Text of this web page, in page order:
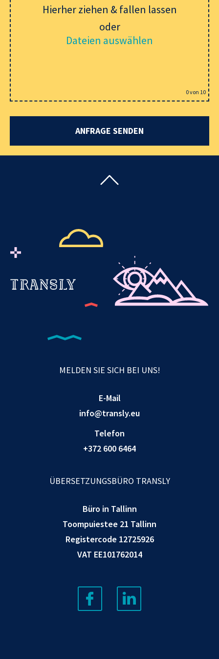
Hierher ziehen & fallen lassen
oder
Dateien auswählen
0von 10
MELDEN SIE SICH BEI UNS!
E-Mail
info@transly.eu
Telefon
+372 600 6464
ÜBERSETZUNGSBÜRO TRANSLY
Büro in Tallinn
Toompuiestee 21 Tallinn
Registercode 12725926
VAT EE101762014